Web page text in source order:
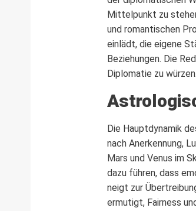
Mittelpunkt zu
und romantischen
einlädt, die eigene
Beziehungen. Die
Diplomatie zu würzen.
Die Hauptdynamik
nach Anerkennung,
Mars und Venus im
dazu führen, dass
neigt zur
ermutigt, Fairness